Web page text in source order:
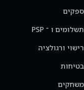
ספקים
תשלומים ו ־ PSP
רישוי ורגולציה
בטיחות
משחקים